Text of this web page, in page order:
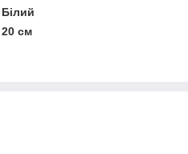
Білий
20 см